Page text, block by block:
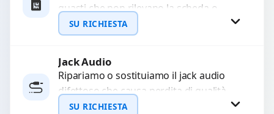
WhatsApp
guasti che non rilevano la scheda o
interrompono il segnale. Utilizziamo
ricambi testati e garantiti...
SU RICHIESTA
Richiedi Preventivo
WhatsApp
Jack Audio
Ripariamo o sostituiamo il jack audio
difettoso che causa perdita di qualità
sonora o impossibilità di collegare cuffie
SU RICHIESTA